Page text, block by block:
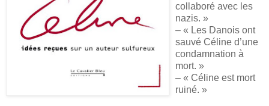
collaboré avec les
nazis. »
– « Les Danois ont
sauvé Céline d’une
condamnation à
mort. »
– « Céline est mort
ruiné. »